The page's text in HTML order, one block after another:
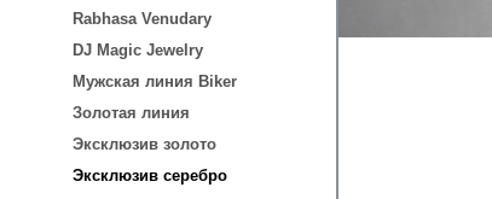
Rabhasa Venudary
DJ Magic Jewelry
Мужская линия Biker
Золотая линия
Эксклюзив золото
Эксклюзив серебро